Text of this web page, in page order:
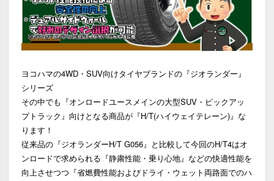
ヨコハマの4WD・SUV向けタイヤブランドの『ジオランダー』
シリーズ
その中でも『オンロードユースメインの大型SUV・ピックアッ
プトラック』向けとなる商品が『H/T(ハイウェイテレーン)』な
ります！
従来品の『ジオランダーH/T G056』と比較して今回のH/T4はオ
ンロードで求められる『静粛性能・乗り心地』などの快適性能を
向上させつつ『省燃費性能およびドライ・ウェット両路面でのハ